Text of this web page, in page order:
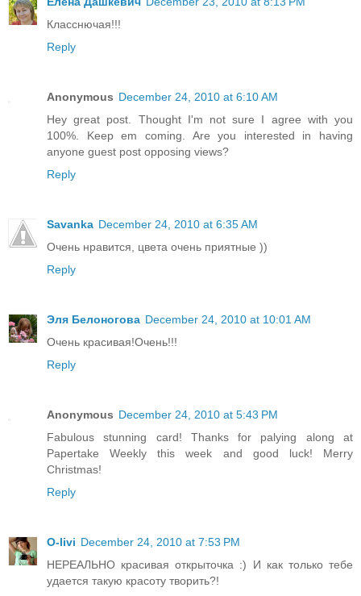
Класснючая!!!
Reply
Anonymous December 24, 2010 at 6:10 AM
Hey great post. Thought I'm not sure I agree with you
100%. Keep em coming. Are you interested in having
anyone guest post opposing views?
Reply
Savanka December 24, 2010 at 6:35 AM
Очень нравится, цвета очень приятные ))
Reply
Эля Белоногова December 24, 2010 at 10:01 AM
Очень красивая!Очень!!!
Reply
Anonymous December 24, 2010 at 5:43 PM
Fabulous stunning card! Thanks for palying along at
Papertake Weekly this week and good luck! Merry
Christmas!
Reply
O-livi December 24, 2010 at 7:53 PM
НЕРЕАЛЬНО красивая открыточка :) И как только тебе
удается такую красоту творить?!